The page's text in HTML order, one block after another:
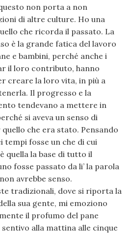
non porta a non
di altre culture. Ho una
che ricorda il passato. La
è la grande fatica del lavoro
e bambini, perché anche i
il loro contributo, hanno
creare la loro vita, in più a
Il progresso e la
tendevano a mettere in
si aveva un senso di
che era stato. Pensando
tempi fosse un che di cui
quella la base di tutto il
fosse passato da li’ la parola
avrebbe senso.
tradizionali, dove si riporta la
sua gente, mi emoziono
il profumo del pane
alla mattina alle cinque